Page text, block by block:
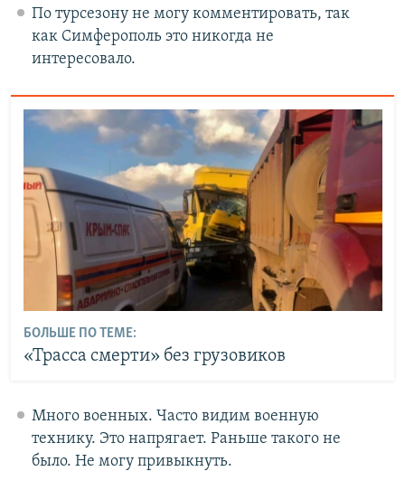
По турсезону не могу комментировать, так
как Симферополь это никогда не
интересовало.
БОЛЬШЕ ПО ТЕМЕ:
«Трасса смерти» без грузовиков
Много военных. Часто видим военную
технику. Это напрягает. Раньше такого не
было. Не могу привыкнуть.